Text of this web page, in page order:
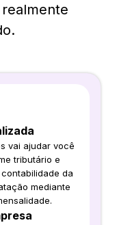
vai ajudar você
tributário e
da
mediante